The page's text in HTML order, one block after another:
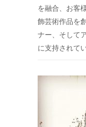
を融合、 お客
飾芸術作品を
ナー、そして
に支持されてい